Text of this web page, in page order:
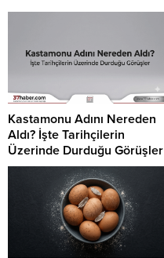
Kastamonu Adını Nereden
Aldı? İşte Tarihçilerin
Üzerinde Durduğu Görüşler